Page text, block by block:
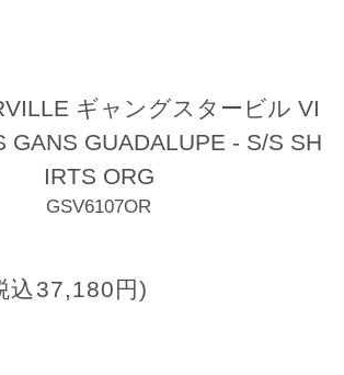
ギャングスタービル VI
GANS GUADALUPE - S/S SH
IRTS ORG
GSV6107OR
込37,180円)